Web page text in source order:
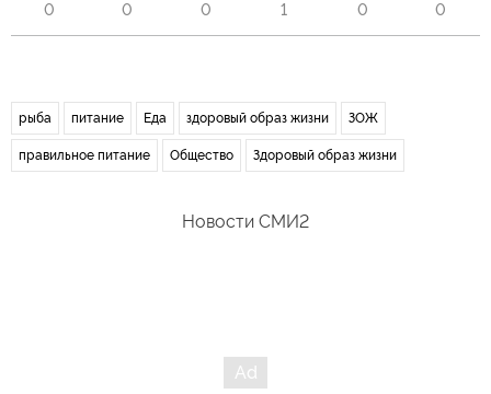
0 0 0 1 0 0
рыба питание Еда здоровый образ жизни ЗОЖ
правильное питание Общество Здоровый образ жизни
Новости СМИ2